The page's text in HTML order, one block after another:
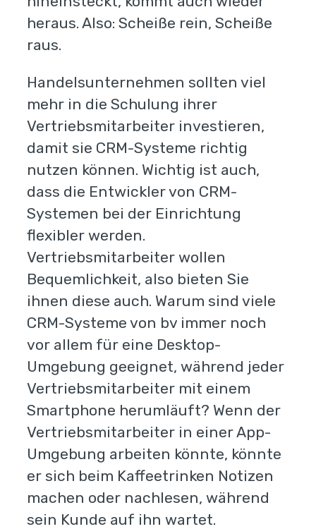
heraus. Also: Scheiße rein, Scheiße
raus.
Handelsunternehmen sollten viel
mehr in die Schulung ihrer
Vertriebsmitarbeiter investieren,
damit sie CRM-Systeme richtig
nutzen können. Wichtig ist auch,
dass die Entwickler von CRM-
Systemen bei der Einrichtung
flexibler werden.
Vertriebsmitarbeiter wollen
Bequemlichkeit, also bieten Sie
ihnen diese auch. Warum sind viele
CRM-Systeme von bv immer noch
vor allem für eine Desktop-
Umgebung geeignet, während jeder
Vertriebsmitarbeiter mit einem
Smartphone herumläuft? Wenn der
Vertriebsmitarbeiter in einer App-
Umgebung arbeiten könnte, könnte
er sich beim Kaffeetrinken Notizen
machen oder nachlesen, während
sein Kunde auf ihn wartet.